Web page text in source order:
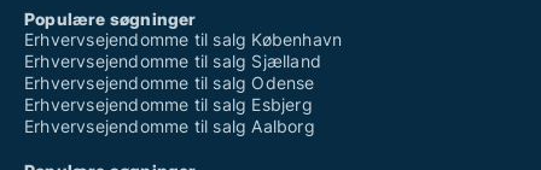
Butikslokaler til salg i Bylderup-Bov
Butikslokaler til salg i Bække
Butikslokaler til salg i Børkop
Butikslokaler til salg i Christiansfeld
Butikslokaler til salg i Egernsund
Butikslokaler til salg i Egtved
Butikslokaler til salg i Ejstrupholm
Butikslokaler til salg i Esbjerg Centrum
Populære søgninger
Erhvervsejendomme til salg København
Erhvervsejendomme til salg Sjælland
Erhvervsejendomme til salg Odense
Erhvervsejendomme til salg Esbjerg
Erhvervsejendomme til salg Aalborg